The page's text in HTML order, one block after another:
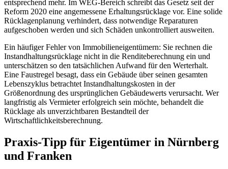
entsprechend mehr. Im WEG-Bereich schreibt das Gesetz seit der
Reform 2020 eine angemessene Erhaltungsrücklage vor. Eine solide
Rücklagenplanung verhindert, dass notwendige Reparaturen
aufgeschoben werden und sich Schäden unkontrolliert ausweiten.
Ein häufiger Fehler von Immobilieneigentümern: Sie rechnen die
Instandhaltungsrücklage nicht in die Renditeberechnung ein und
unterschätzen so den tatsächlichen Aufwand für den Werterhalt.
Eine Faustregel besagt, dass ein Gebäude über seinen gesamten
Lebenszyklus betrachtet Instandhaltungskosten in der
Größenordnung des ursprünglichen Gebäudewerts verursacht. Wer
langfristig als Vermieter erfolgreich sein möchte, behandelt die
Rücklage als unverzichtbaren Bestandteil der
Wirtschaftlichkeitsberechnung.
Praxis-Tipp für Eigentümer in Nürnberg
und Franken